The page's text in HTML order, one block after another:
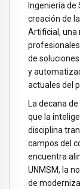
Ingeniería
creación de
Artificial, una
de
y
actuales del
La decana
que la
disciplina
campos del
encuentra
UNMSM, la
de